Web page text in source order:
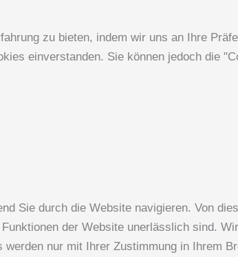
zu bieten, indem wir uns an Ihre
einverstanden. Sie können jedoch die
Sie durch die Website navigieren. Von
der Website unerlässlich sind.
nur mit Ihrer Zustimmung in Ihrem